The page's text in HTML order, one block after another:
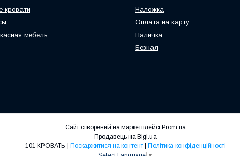
кровати
мебель
Наложка
Оплата на карту
Наличка
Безнал
Сайт створений на маркетплейсі Prom.ua
Продавець на Bigl.ua
101 КРОВАТЬ | Поскаржитися на контент | Політика конфіденційності